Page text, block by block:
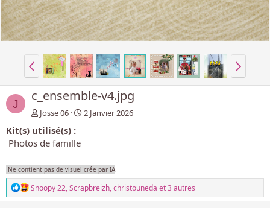
J c_ensemble-v4.jpg
Josse 06 2 Janvier 2026
Kit(s) utilisé(s) :
Photos de famille
Ne contient pas de visuel crée par IA
L
e
Snoopy 22,Scrapbreizh,christouneda et 3 autres